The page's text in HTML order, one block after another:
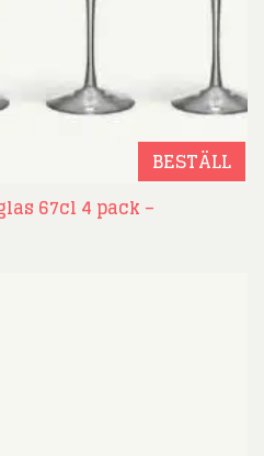
BESTÄLL
67cl 4 pack –